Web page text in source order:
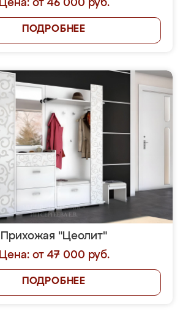
Цена: от 46 000 руб.
ПОДРОБНЕЕ
Прихожая "Цеолит"
Цена: от 47 000 руб.
ПОДРОБНЕЕ